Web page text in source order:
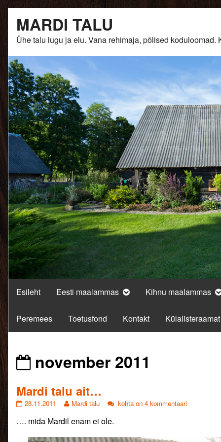
content
MARDI TALU
Ühe talu lugu ja elu. Vana rehimaja, põlised
Esileht Eesti maalammas Kihnu maalammas
Peremees Toetusfond Kontakt Külalisteraamat
Posts
from
november 2011
Mardi talu ait…
Mardi
ait…
on
28.11.2011
Read
posts
the
Mardi talu
Mardi
kohta on 4 kommentaari
…. mida Mardil enam ei ole.